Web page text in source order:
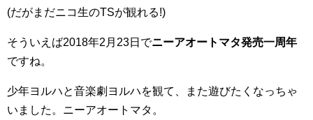
(だがまだニコ生のTSが観れる!)
そういえば2018年2月23日でニーアオートマタ発売一周年
ですね。
少年ヨルハと音楽劇ヨルハを観て、また遊びたくなっちゃ
いました。ニーアオートマタ。